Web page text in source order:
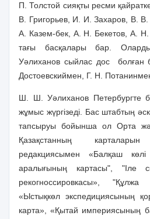
П. Толстой сияқты ресми
В. Григорьев, И. И. Захаров, В.
А. Казем-бек, А. Н. Бекетов, А. Н.
тағы басқалары бар.
Уәлиханов сыйлас дос
болған
Достоевскиймен, Г. Н.
Ш. Ш. Уәлиханов Петербургте
жұмыс жүргізеді. Бас штабтың
тапсыруы бойынша ол Орта
Қазақстанның
редакциясымен «Балқаш
аралығының картасы", "Іле
рекогноссировкасы»,
«Ыстықкөл экспедициясының
карта», «Қытай империясының